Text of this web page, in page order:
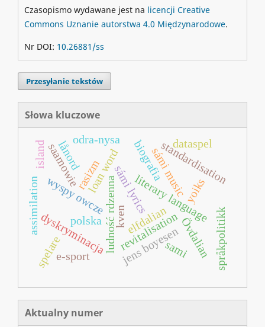
Czasopismo wydawane jest na licencji Creative
Commons Uznanie autorstwa 4.0 Międzynarodowe.
Nr DOI: 10.26881/ss
Przesyłanie tekstów
Słowa kluczowe
loan word
literary language
sámi music
sámi lyrics yoiks
rasizm
ludność rdzenna
dyskryminacja
saamowie
revitalisation
standardisation
elfdalian Övdalian
wyspy owcze
biografia
assimilation
lånordodra-nysa
jens boyesen
polska
island
kven språkpolitikk
dataspel
spelaree-sport sami
Aktualny numer